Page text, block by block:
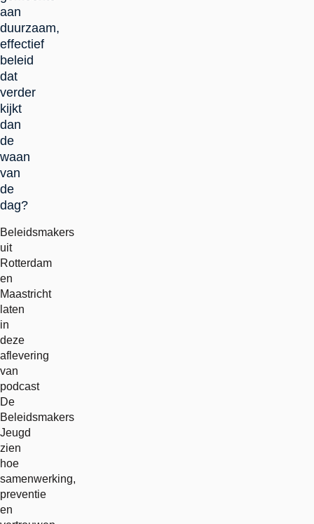
aan
duurzaam,
effectief
beleid
dat
verder
kijkt
dan
de
waan
van
de
dag?
Beleidsmakers
uit
Rotterdam
en
Maastricht
laten
in
deze
aflevering
van
podcast
De
Beleidsmakers
Jeugd
zien
hoe
samenwerking,
preventie
en